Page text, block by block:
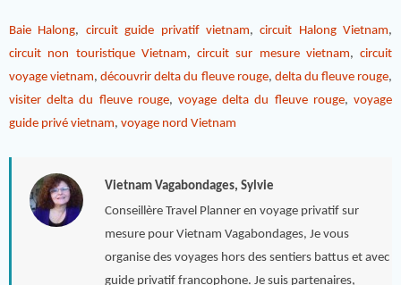
Baie Halong, circuit guide privatif vietnam,circuit Halong Vietnam,
circuit non touristique Vietnam, circuit sur mesure vietnam, circuit
voyage vietnam,découvrir delta du fleuve rouge, delta du fleuve rouge,
visiter delta du fleuve rouge,voyage delta du fleuve rouge,voyage
guide privé vietnam, voyage nord Vietnam
Vietnam Vagabondages, Sylvie
Conseillère Travel Planner en voyage privatif sur
mesure pour Vietnam Vagabondages, Je vous
organise des voyages hors des sentiers battus et avec
guide privatif francophone. Je suis partenaires,